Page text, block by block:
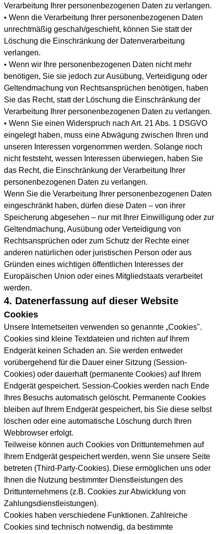
Verarbeitung Ihrer personenbezogenen Daten zu verlangen.
• Wenn die Verarbeitung Ihrer personenbezogenen Daten
unrechtmäßig geschah/geschieht, können Sie statt der
Löschung die Einschränkung der Datenverarbeitung
verlangen.
• Wenn wir Ihre personenbezogenen Daten nicht mehr
benötigen, Sie sie jedoch zur Ausübung, Verteidigung oder
Geltendmachung von Rechtsansprüchen benötigen, haben
Sie das Recht, statt der Löschung die Einschränkung der
Verarbeitung Ihrer personenbezogenen Daten zu verlangen.
• Wenn Sie einen Widerspruch nach Art. 21 Abs. 1 DSGVO
eingelegt haben, muss eine Abwägung zwischen Ihren und
unseren Interessen vorgenommen werden. Solange noch
nicht feststeht, wessen Interessen überwiegen, haben Sie
das Recht, die Einschränkung der Verarbeitung Ihrer
personenbezogenen Daten zu verlangen.
Wenn Sie die Verarbeitung Ihrer personenbezogenen Daten
eingeschränkt haben, dürfen diese Daten – von ihrer
Speicherung abgesehen – nur mit Ihrer Einwilligung oder zur
Geltendmachung, Ausübung oder Verteidigung von
Rechtsansprüchen oder zum Schutz der Rechte einer
anderen natürlichen oder juristischen Person oder aus
Gründen eines wichtigen öffentlichen Interesses der
Europäischen Union oder eines Mitgliedstaats verarbeitet
werden.
4. Datenerfassung auf dieser Website
Cookies
Unsere Internetseiten verwenden so genannte „Cookies".
Cookies sind kleine Textdateien und richten auf Ihrem
Endgerät keinen Schaden an. Sie werden entweder
vorübergehend für die Dauer einer Sitzung (Session-
Cookies) oder dauerhaft (permanente Cookies) auf Ihrem
Endgerät gespeichert. Session-Cookies werden nach Ende
Ihres Besuchs automatisch gelöscht. Permanente Cookies
bleiben auf Ihrem Endgerät gespeichert, bis Sie diese selbst
löschen oder eine automatische Löschung durch Ihren
Webbrowser erfolgt.
Teilweise können auch Cookies von Drittunternehmen auf
Ihrem Endgerät gespeichert werden, wenn Sie unsere Seite
betreten (Third-Party-Cookies). Diese ermöglichen uns oder
Ihnen die Nutzung bestimmter Dienstleistungen des
Drittunternehmens (z.B. Cookies zur Abwicklung von
Zahlungsdienstleistungen).
Cookies haben verschiedene Funktionen. Zahlreiche
Cookies sind technisch notwendig, da bestimmte